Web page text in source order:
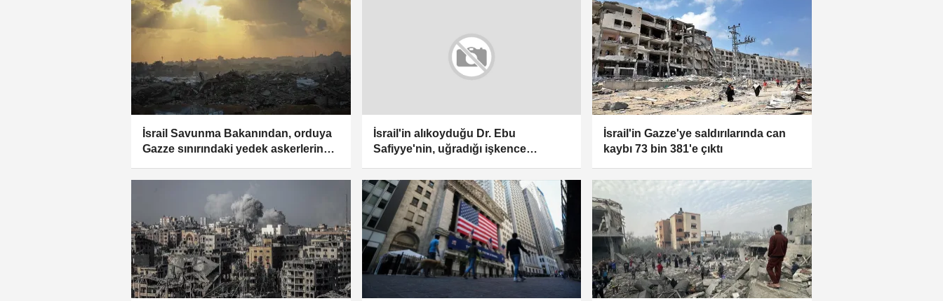
İsrail Savunma Bakanından, orduya
Gazze sınırındaki yedek askerlerin
İsrail'in alıkoyduğu Dr. Ebu
Safiyye'nin, uğradığı işkence
bildirildi
İsrail'in Gazze'ye saldırılarında can
kaybı 73 bin 381'e çıktı